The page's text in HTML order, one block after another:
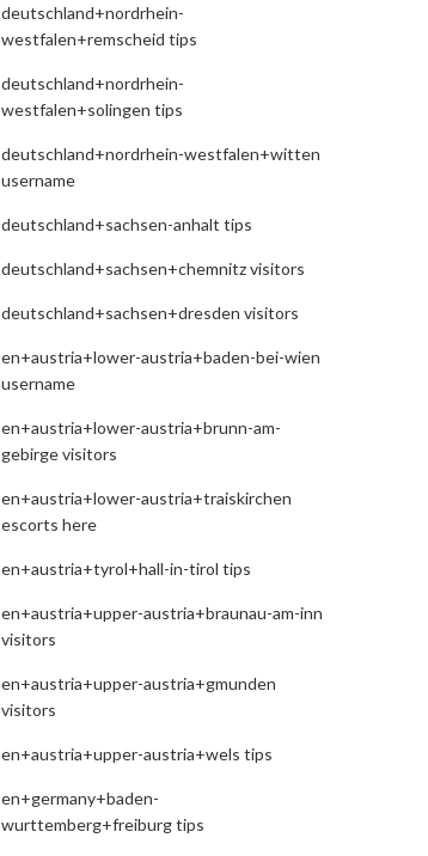
deutschland+nordrhein-
westfalen+remscheid tips
deutschland+nordrhein-
westfalen+solingen tips
deutschland+nordrhein-westfalen+witten
username
deutschland+sachsen-anhalt tips
deutschland+sachsen+chemnitz visitors
deutschland+sachsen+dresden visitors
en+austria+lower-austria+baden-bei-wien
username
en+austria+lower-austria+brunn-am-
gebirge visitors
en+austria+lower-austria+traiskirchen
escorts here
en+austria+tyrol+hall-in-tirol tips
en+austria+upper-austria+braunau-am-inn
visitors
en+austria+upper-austria+gmunden
visitors
en+austria+upper-austria+wels tips
en+germany+baden-
wurttemberg+freiburg tips